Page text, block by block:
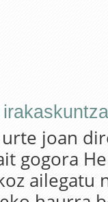
irakaskuntza
joan
gogora
ailegatu